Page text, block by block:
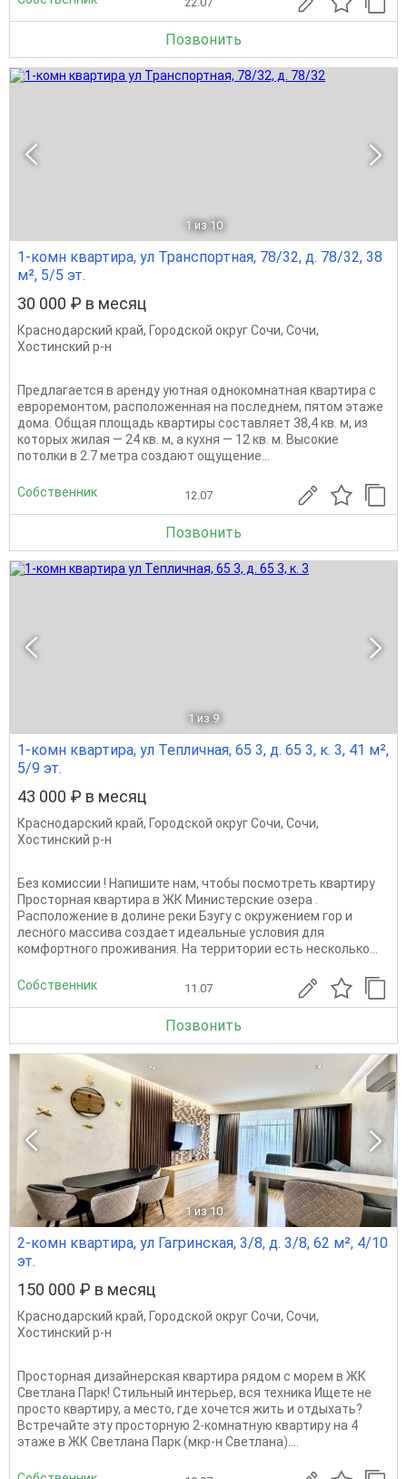
Позвонить
1 из 10
1-комн квартира, ул Транспортная, 78/32, д. 78/32, 38
м², 5/5 эт.
30 000 ₽ в месяц
Краснодарский край, Городской округ Сочи, Сочи,
Хостинский р-н
Предлагается в аренду уютная однокомнатная квартира с
евроремонтом, расположенная на последнем, пятом этаже
дома. Общая площадь квартиры составляет 38,4 кв. м, из
которых жилая — 24 кв. м, а кухня — 12 кв. м. Высокие
потолки в 2.7 метра создают ощущение...
Собственник 12.07
Позвонить
1 из 9
1-комн квартира, ул Тепличная, 65 3, д. 65 3, к. 3, 41 м²,
5/9 эт.
43 000 ₽ в месяц
Краснодарский край, Городской округ Сочи, Сочи,
Хостинский р-н
Без комиссии ! Напишите нам, чтобы посмотреть квартиру
Просторная квартира в ЖК Министерские озера .
Расположение в долине реки Бзугу с окружением гор и
лесного массива создает идеальные условия для
комфортного проживания. На территории есть несколько...
Собственник 11.07
Позвонить
1 из 10
2-комн квартира, ул Гагринская, 3/8, д. 3/8, 62 м², 4/10
эт.
150 000 ₽ в месяц
Краснодарский край, Городской округ Сочи, Сочи,
Хостинский р-н
Просторная дизайнерская квартира рядом с морем в ЖК
Светлана Парк! Стильный интерьер, вся техника Ищете не
просто квартиру, а место, где хочется жить и отдыхать?
Встречайте эту просторную 2-комнатную квартиру на 4
этаже в ЖК Светлана Парк (мкр-н Светлана)....